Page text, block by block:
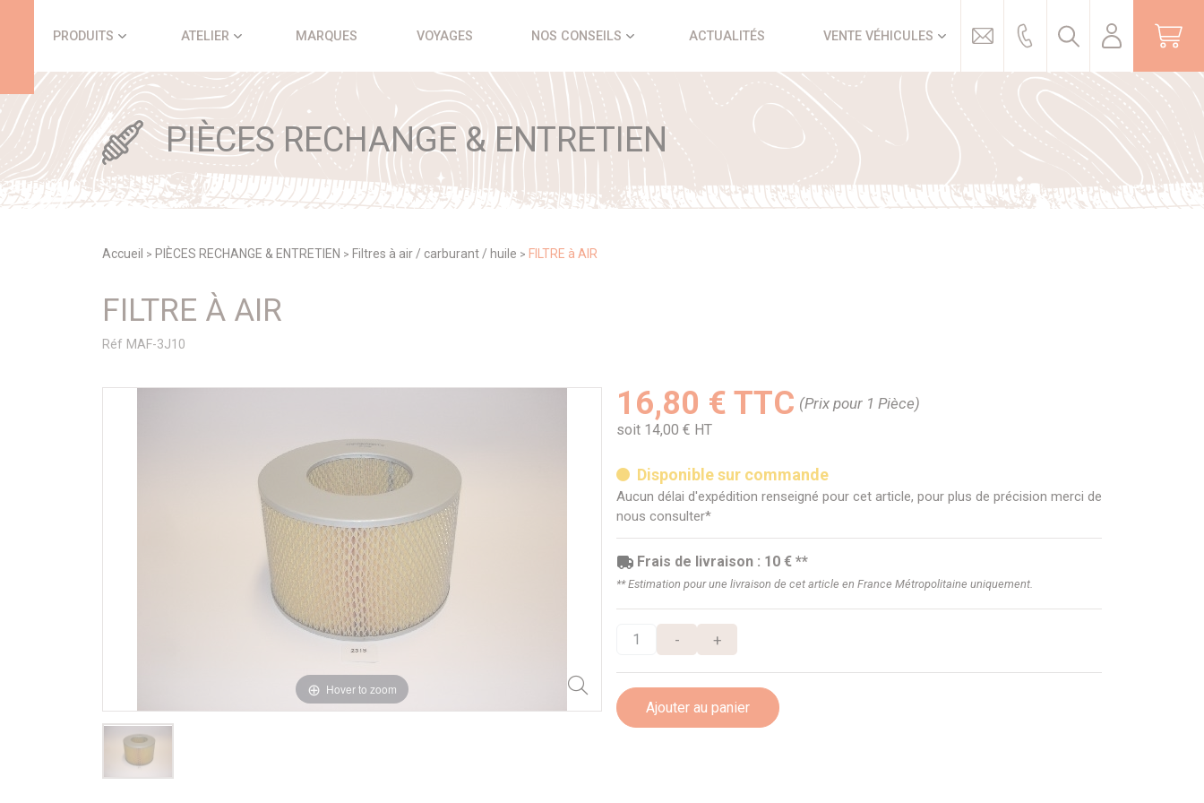
PRODUITS ATELIER MARQUES VOYAGES NOS CONSEILS ACTUALITÉS VENTE VÉHICULES
PIÈCES RECHANGE & ENTRETIEN
Accueil > PIÈCES RECHANGE & ENTRETIEN > Filtres à air / carburant / huile > FILTRE à AIR
FILTRE À AIR
Réf MAF-3J10
Hover to zoom
16,80 € TTC (Prix pour 1 Pièce)
soit 14,00 € HT
Disponible sur commande
Aucun délai d'expédition renseigné pour cet article, pour plus de précision merci de
nous consulter*
Frais de livraison : 10 € **
** Estimation pour une livraison de cet article en France Métropolitaine uniquement.
- +
Ajouter au panier